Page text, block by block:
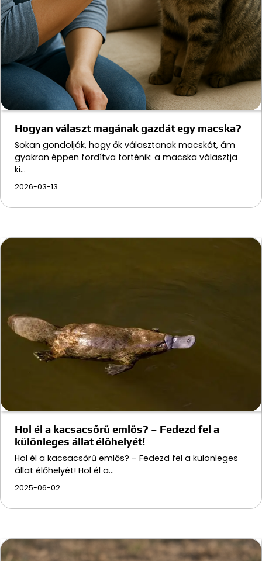
Hogyan választ magának gazdát egy macska?
Sokan gondolják, hogy ők választanak macskát, ám
gyakran éppen fordítva történik: a macska választja
ki…
2026-03-13
Hol él a kacsacsőrű emlős? – Fedezd fel a
különleges állat élőhelyét!
Hol él a kacsacsőrű emlős? – Fedezd fel a különleges
állat élőhelyét! Hol él a…
2025-06-02